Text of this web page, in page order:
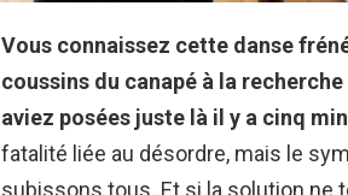
Vous connaissez cette danse
coussins du canapé à la
aviez posées juste là il y a cinq
fatalité liée au désordre, mais le
subissons tous. Et si la solution ne